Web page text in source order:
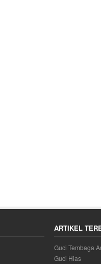
ARTIKEL
Guci Tembaga
Guci Hias